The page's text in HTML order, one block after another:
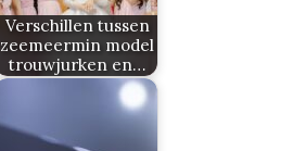
Verschillen tussen
zeemeermin model
trouwjurken en…